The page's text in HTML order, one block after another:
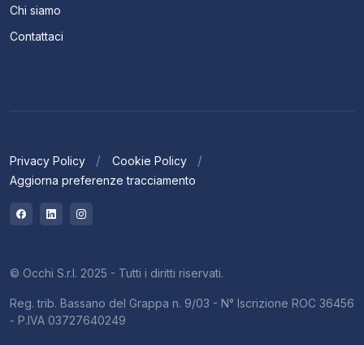
Chi siamo
Contattaci
Privacy Policy
Cookie Policy
Aggiorna preferenze tracciamento
© Occhi S.r.l. 2025 - Tutti i diritti riservati.
Reg. trib. Bassano del Grappa n. 9/03 - N° Iscrizione ROC 36456
- P.IVA 03727640249